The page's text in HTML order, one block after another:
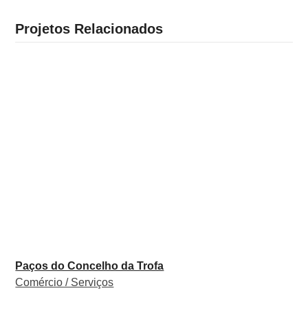
Projetos Relacionados
Paços do Concelho da Trofa
Comércio / Serviços